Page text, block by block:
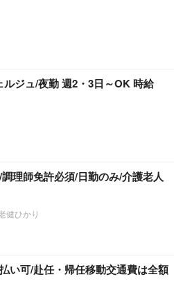
ジュ/夜勤 週2・3日～OK 時給
理師免許必須/日勤のみ/介護老人
健ひかり
い可/赴任・帰任移動交通費は全額